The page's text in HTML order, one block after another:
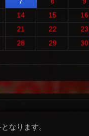
14 15
16
21 22
23
28 29
30
なります。